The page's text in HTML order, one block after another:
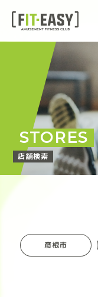
content
STORES
店舗検索
彦根市